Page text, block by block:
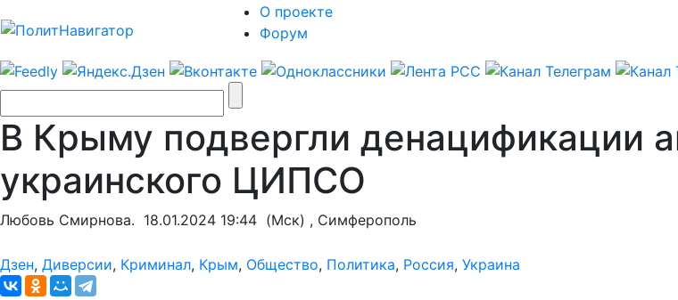
О проекте
Форум
В Крыму подвергли денацификации
украинского ЦИПСО
Любовь Смирнова. 18.01.2024 19:44 (Мск) , Симферополь
Дзен, Диверсии, Криминал, Крым, Общество, Политика, Россия, Украина